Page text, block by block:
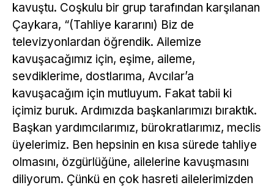
kavuştu. Coşkulu bir grup tarafından karşılanan
Çaykara, “(Tahliye kararını) Biz de
televizyonlardan öğrendik. Ailemize
kavuşacağımız için, eşime, aileme,
sevdiklerime, dostlarıma, Avcılar’a
kavuşacağım için mutluyum. Fakat tabii ki
içimiz buruk. Ardımızda başkanlarımızı bıraktık.
Başkan yardımcılarımız, bürokratlarımız, meclis
üyelerimiz. Ben hepsinin en kısa sürede tahliye
olmasını, özgürlüğüne, ailelerine kavuşmasını
diliyorum. Çünkü en çok hasreti ailelerimizden